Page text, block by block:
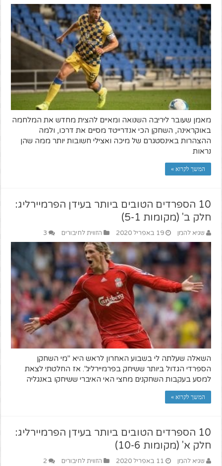
מאמן שעובר ליריבה השנואה ומאיים להצית מחדש את המלחמה
באוקראינה, השחקן הכי אנדרייטד מסיים את דרכו, ולמה
ההצהרות באינסטגרם של מיכה ואצילי חשובות יותר ממה שהן
נראות
המשך לקרוא »
10 הספרדים הטובים ביותר בעידן הפרמיירליג:
חלק ב' (מקומות 5-1)
שגיא להמן 19 באפריל 2020 הזווית לחיבורים 3
השאלה שעלתה לי בשבוע האחרון לראש היא "מי השחקן
הספרדי הגדול ביותר ששיחק בפרמיירליג". אז החלטתי לצאת
למסע בעקבות השחקנים מחצי האי האיברי ששיחקו באנגליה
המשך לקרוא »
10 הספרדים הטובים ביותר בעידן הפרמיירליג:
חלק א' (מקומות 10-6)
שגיא להמן 11 באפריל 2020 הזווית לחיבורים 2